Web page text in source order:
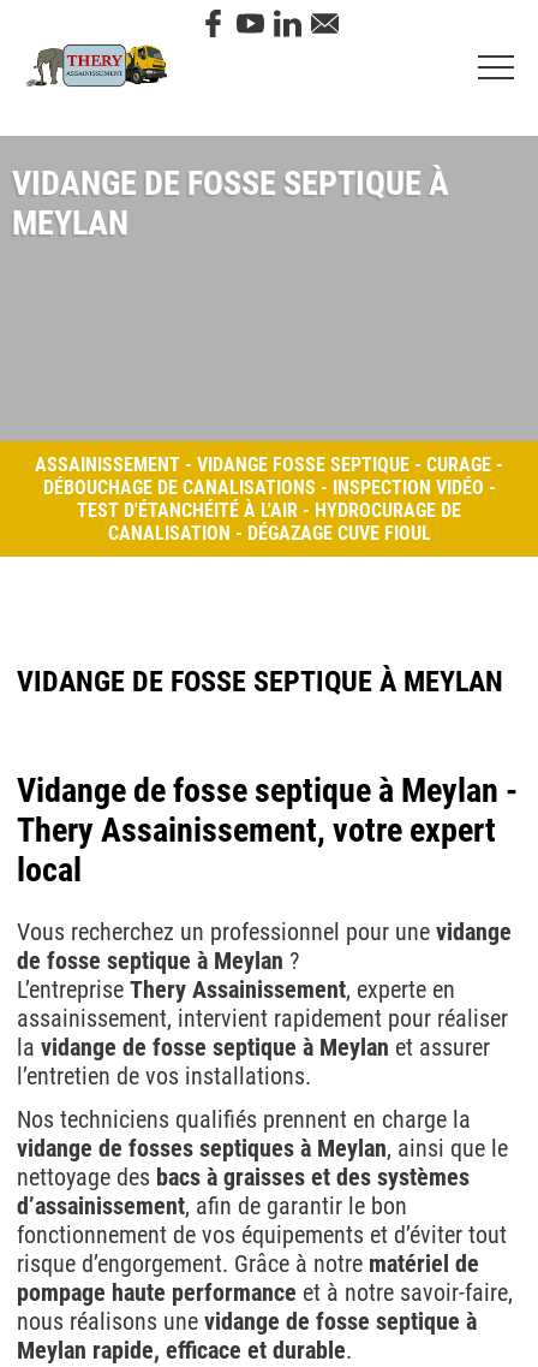
VIDANGE DE FOSSE SEPTIQUE À
MEYLAN
ASSAINISSEMENT - VIDANGE FOSSE SEPTIQUE - CURAGE -
DÉBOUCHAGE DE CANALISATIONS - INSPECTION VIDÉO -
TEST D'ÉTANCHÉITÉ À L'AIR - HYDROCURAGE DE
CANALISATION - DÉGAZAGE CUVE FIOUL
VIDANGE DE FOSSE SEPTIQUE À MEYLAN
Vidange de fosse septique à Meylan -
Thery Assainissement, votre expert
local
Vous recherchez un professionnel pour unevidange
de fosse septique à Meylan ?
L’entrepriseThery Assainissement, experte en
assainissement, intervient rapidement pour réaliser
lavidange de fosse septique à Meylan et assurer
l’entretien de vos installations.
Nos techniciens qualifiés prennent en charge la
vidange de fosses septiques à Meylan, ainsi que le
nettoyage des bacs à graisses et des systèmes
d’assainissement, afin de garantir le bon
fonctionnement de vos équipements et d’éviter tout
risque d’engorgement. Grâce à notre matériel de
pompage haute performance et à notre savoir-faire,
nous réalisons unevidange de fosse septique à
Meylan rapide, efficace et durable.